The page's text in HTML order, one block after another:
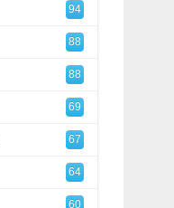
94
88
88
69
67
64
60